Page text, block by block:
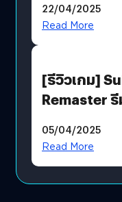
ตัวคุณ
22/04/2025
Read More
[รีวิวเกม]
Remaster รี
05/04/2025
Read More